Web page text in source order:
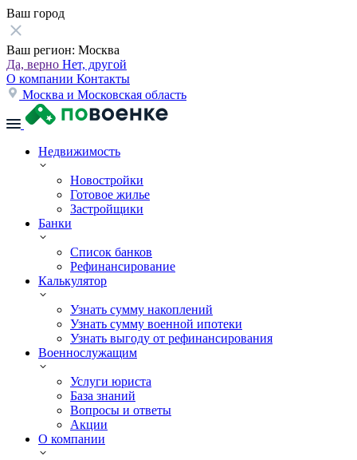
Ваш город
Ваш регион: Москва
Да, верно Нет, другой
О компании Контакты
Москва и Московская область
Недвижимость
Новостройки
Готовое жилье
Застройщики
Банки
Список банков
Рефинансирование
Калькулятор
Узнать сумму накоплений
Узнать сумму военной ипотеки
Узнать выгоду от рефинансирования
Военнослужащим
Услуги юриста
База знаний
Вопросы и ответы
Акции
О компании